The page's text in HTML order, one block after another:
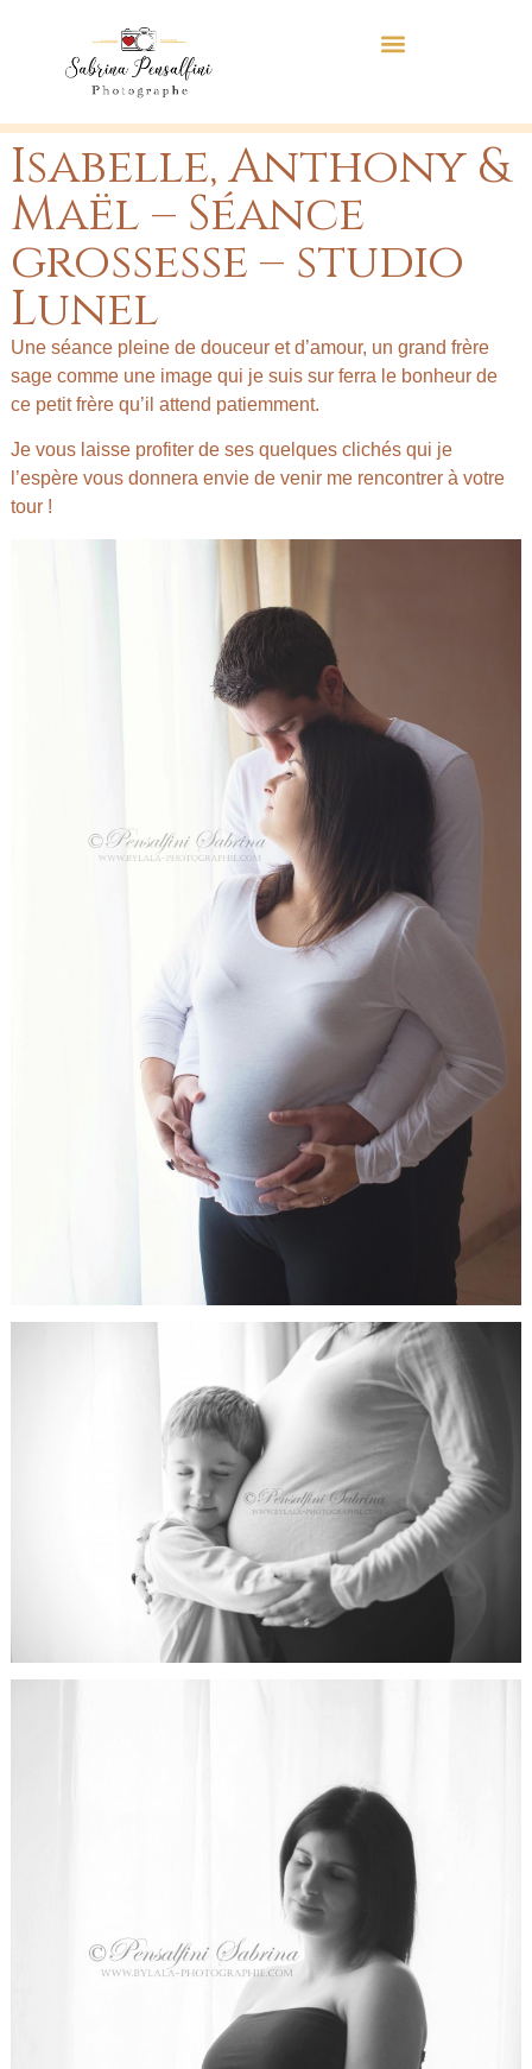
Isabelle, Anthony &
Maël – Séance
grossesse – studio
Lunel
Une séance pleine de douceur et d’amour, un grand frère
sage comme une image qui je suis sur ferra le bonheur de
ce petit frère qu’il attend patiemment.
Je vous laisse profiter de ses quelques clichés qui je
l’espère vous donnera envie de venir me rencontrer à votre
tour !